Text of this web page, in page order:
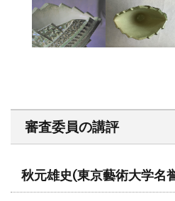
審査委員の講評
秋元雄史(東京藝術大学